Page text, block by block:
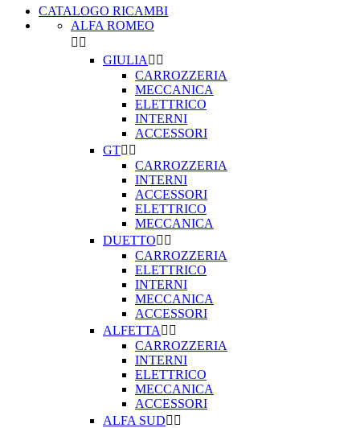
CATALOGO RICAMBI
ALFA ROMEO
 
GIULIA  
CARROZZERIA
MECCANICA
ELETTRICO
INTERNI
ACCESSORI
GT 
CARROZZERIA
INTERNI
ACCESSORI
ELETTRICO
MECCANICA
DUETTO 
CARROZZERIA
ELETTRICO
INTERNI
MECCANICA
ACCESSORI
ALFETTA  
CARROZZERIA
INTERNI
ELETTRICO
MECCANICA
ACCESSORI
ALFA SUD 